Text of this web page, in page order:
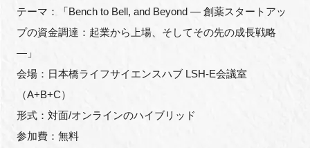
テーマ：「Bench to Bell, and Beyond ― 創薬スタートアッ
プの資金調達：起業から上場、そしてその先の成長戦略
―」
会場：日本橋ライフサイエンスハブ LSH-E会議室
（A+B+C）
形式：対面/オンラインのハイブリッド
参加費：無料